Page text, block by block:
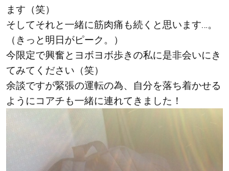
ます（笑）
そしてそれと一緒に筋肉痛も続くと思います…。
（きっと明日がピーク。）
今限定で興奮とヨボヨボ歩きの私に是非会いにき
てみてください（笑）
余談ですが緊張の運転の為、自分を落ち着かせる
ようにコアチも一緒に連れてきました！